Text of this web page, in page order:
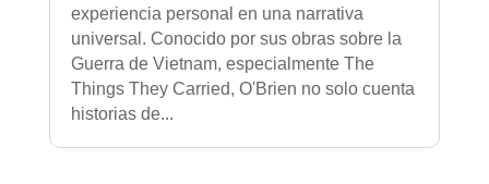
experiencia personal en una narrativa
universal. Conocido por sus obras sobre la
Guerra de Vietnam, especialmente The
Things They Carried, O'Brien no solo cuenta
historias de...